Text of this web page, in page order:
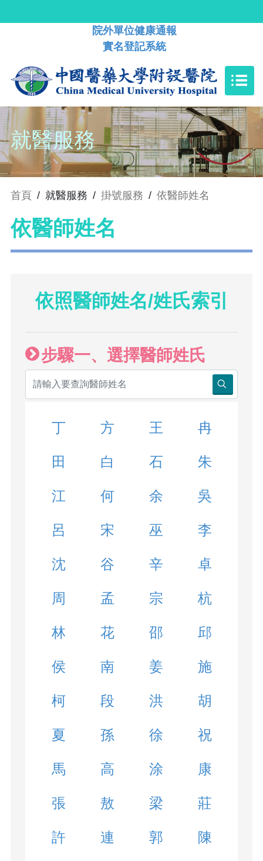
院外單位健康通報
實名登記系統
就醫服務
首頁 / 就醫服務 / 掛號服務 / 依醫師姓名
依醫師姓名
依照醫師姓名/姓氏索引
步驟一、選擇醫師姓氏
丁 方 王 冉
田 白 石 朱
江 何 余 吳
呂 宋 巫 李
沈 谷 辛 卓
周 孟 宗 杭
林 花 邵 邱
侯 南 姜 施
柯 段 洪 胡
夏 孫 徐 祝
馬 高 涂 康
張 敖 梁 莊
許 連 郭 陳